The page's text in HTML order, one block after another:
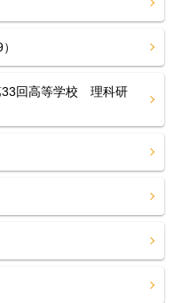
33回高等学校 理科研